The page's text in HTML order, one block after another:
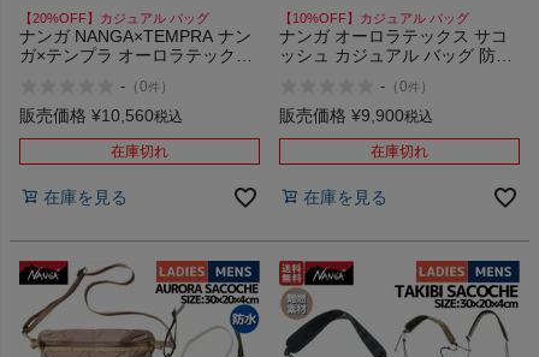
【20%OFF】カジュアル バッグ
ナンガ NANGA×TEMPRA ナン
ガ×テンプラ オーロラテックス
ュアル 自転車 防水 透湿
NANGA AURORA TEX
- （0件 ）
販売価格 ¥10,560税込
在庫切れ
在庫を見る
【10%OFF】カジュアル バッグ
ナンガ オーロラテックス サコ
ッシュ カジュアル バッグ 防水
- （0件 ）
販売価格 ¥9,900税込
在庫切れ
在庫を見る